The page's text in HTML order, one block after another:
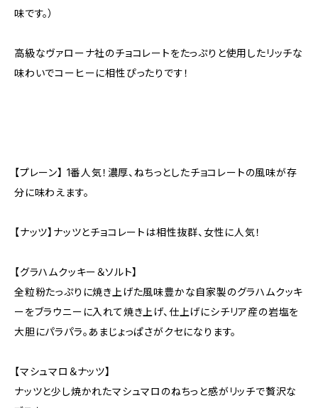
味です。）
高級なヴァローナ社のチョコレートをたっぷりと使用したリッチな
味わいでコーヒーに相性ぴったりです！
【プレーン】 1番人気！濃厚、ねちっとしたチョコレートの風味が存
分に味わえます。
【ナッツ】ナッツとチョコレートは相性抜群、女性に人気！
【グラハムクッキー＆ソルト】
全粒粉たっぷりに焼き上げた風味豊かな自家製のグラハムクッキ
ーをブラウニーに入れて焼き上げ、仕上げにシチリア産の岩塩を
大胆にパラパラ。あまじょっぱさがクセになります。
【マシュマロ＆ナッツ】
ナッツと少し焼かれたマシュマロのねちっと感がリッチで贅沢な